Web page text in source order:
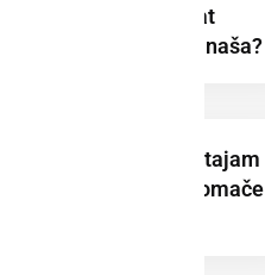
pogodba za mandat
2026–2030. Kaj prinaša?
Dominik Štrakl: Ostajam
aktiven in vpet v domače